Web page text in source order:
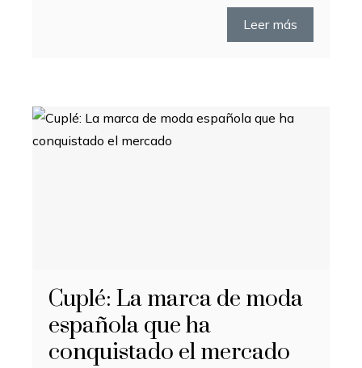
Leer más
Cuplé: La marca de moda
española que ha
conquistado el mercado